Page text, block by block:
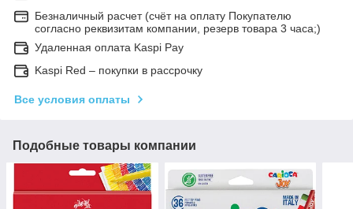
Безналичный расчет (счёт на оплату Покупателю
согласно реквизитам компании, резерв товара 3 часа;)
Удаленная оплата Kaspi Pay
Kaspi Red – покупки в рассрочку
Все условия оплаты
Подобные товары компании